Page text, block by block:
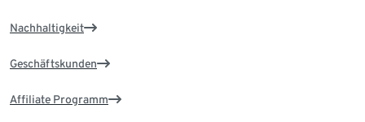
Nachhaltigkeit
Geschäftskunden
Affiliate Programm